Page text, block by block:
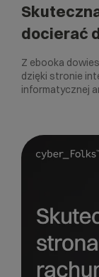
docierać
Z ebooka
dzięki stronie
informatycznej